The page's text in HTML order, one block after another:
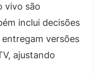
vivo são
inclui decisões
versões
ajustando